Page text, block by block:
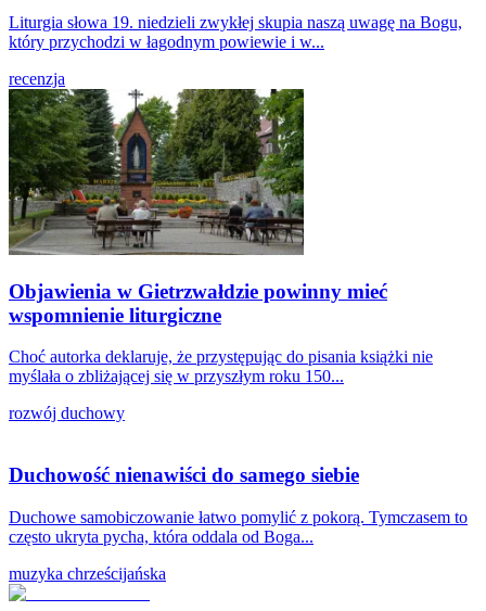
Liturgia słowa 19. niedzieli zwykłej skupia naszą uwagę na Bogu,
który przychodzi w łagodnym powiewie i w...
recenzja
Objawienia w Gietrzwałdzie powinny mieć
wspomnienie liturgiczne
Choć autorka deklaruje, że przystępując do pisania książki nie
myślała o zbliżającej się w przyszłym roku 150...
rozwój duchowy
Duchowość nienawiści do samego siebie
Duchowe samobiczowanie łatwo pomylić z pokorą. Tymczasem to
często ukryta pycha, która oddala od Boga...
muzyka chrześcijańska